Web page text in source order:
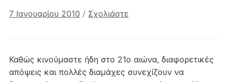
7 Ιανουαρίου 2010 / Σχολιάστε
Καθώς κινούμαστε ήδη στο 21ο αιώνα, διαφορετικές
απόψεις και πολλές διαμάχες συνεχίζουν να